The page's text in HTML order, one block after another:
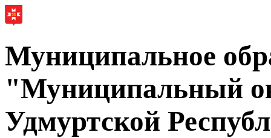
Муниципальное
"Муниципальный
Удмуртской